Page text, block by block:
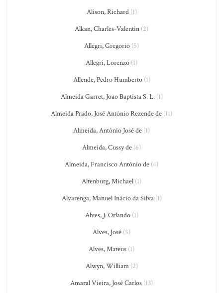
Alison, Richard(1)
Alkan, Charles-Valentin (2)
Allegri, Gregorio (5)
Allegri, Lorenzo (1)
Allende, Pedro Humberto(1)
Almeida Garret, João Baptista S. L.(1)
Almeida Prado, José Antônio Rezende de (11)
Almeida, Antônio José de (1)
Almeida, Cussy de (6)
Almeida, Francisco António de (4)
Altenburg, Michael (1)
Alvarenga, Manuel Inácio da Silva(1)
Alves, J. Orlando(1)
Alves, José (5)
Alves, Mateus (1)
Alwyn, William(2)
Amaral Vieira, José Carlos (13)